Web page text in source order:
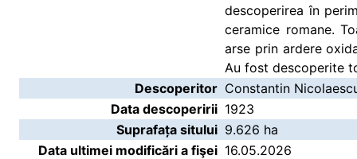
descoperirea în
ceramice romane.
arse prin ardere
Au fost descoperite
Descoperitor Constantin
Data descoperirii 1923
Suprafața sitului 9.626 ha
Data ultimei modificări a fişei 16.05.2026